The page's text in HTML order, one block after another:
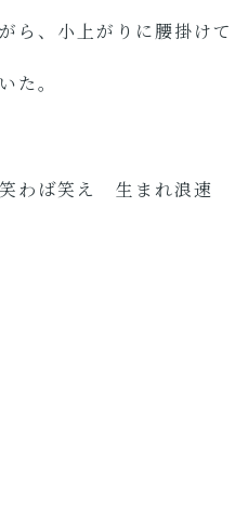
ら、小上がりに腰掛けて
た。
わば笑え 生まれ浪速